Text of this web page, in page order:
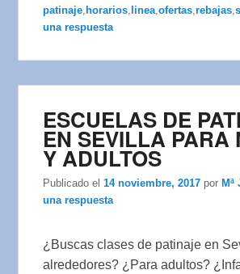
patinaje horarios linea ,ofertas ,rebajas ,
una respuesta
ESCUELAS DE
EN SEVILLA PARA
Y ADULTOS
Publicado el14 noviembre, 2017 porMª
una respuesta
¿Buscas clases de patinaje en
alrededores? ¿Para adultos?